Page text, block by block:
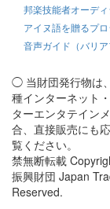
邦楽技能者オーデ
アイヌ語を贈るプロ
音声ガイド（バリア
◯ 当財団発行物は
種インターネット
ターエンタテイン
合、直接販売にも
覧ください。
禁無断転載
振興財団 Japan
Reserved.